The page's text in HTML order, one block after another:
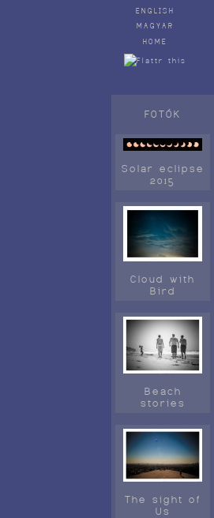
ENGLISH
MAGYAR
HOME
FOTÓK
Solar eclipse
2015
Cloud with
Bird
Beach
stories
The sight of
Us